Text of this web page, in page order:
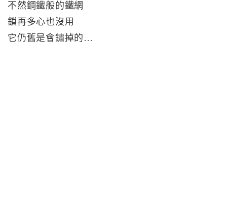
不然鋼鐵般的鐵網
鎖再多心也沒用
它仍舊是會鏽掉的…